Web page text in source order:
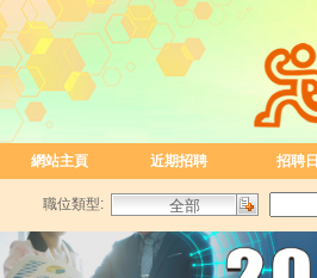
網站主頁 近期招聘 招聘日
職位類型: